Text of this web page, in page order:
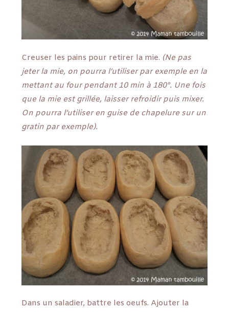
Creuser les pains pour retirer la mie. (Ne pas
jeter la mie, on pourra l’utiliser par exemple en la
mettant au four pendant 10 min à 180°. Une fois
que la mie est grillée, laisser refroidir puis mixer.
On pourra l’utiliser en guise de chapelure sur un
gratin par exemple).
Dans un saladier, battre les oeufs. Ajouter la